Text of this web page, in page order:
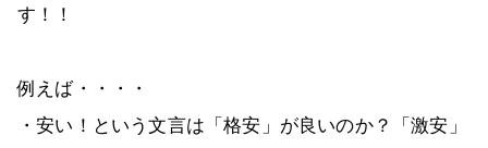
す！！
例えば・・・・
・安い！という文言は「格安」が良いのか？「激安」